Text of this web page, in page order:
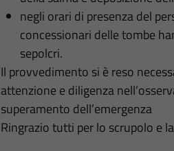
negli orari di presenza del
concessionari delle tombe
sepolcri.
Il provvedimento si è reso
attenzione e diligenza
superamento dell’emergenza
Ringrazio tutti per lo scrupolo e